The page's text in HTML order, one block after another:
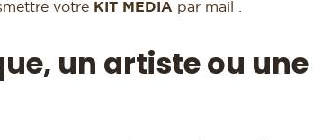
votre KIT MEDIA par mail .
un artiste ou